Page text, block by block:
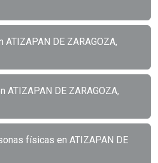
DE ZARAGOZA,
ATIZAPAN DE ZARAGOZA,
físicas en ATIZAPAN DE